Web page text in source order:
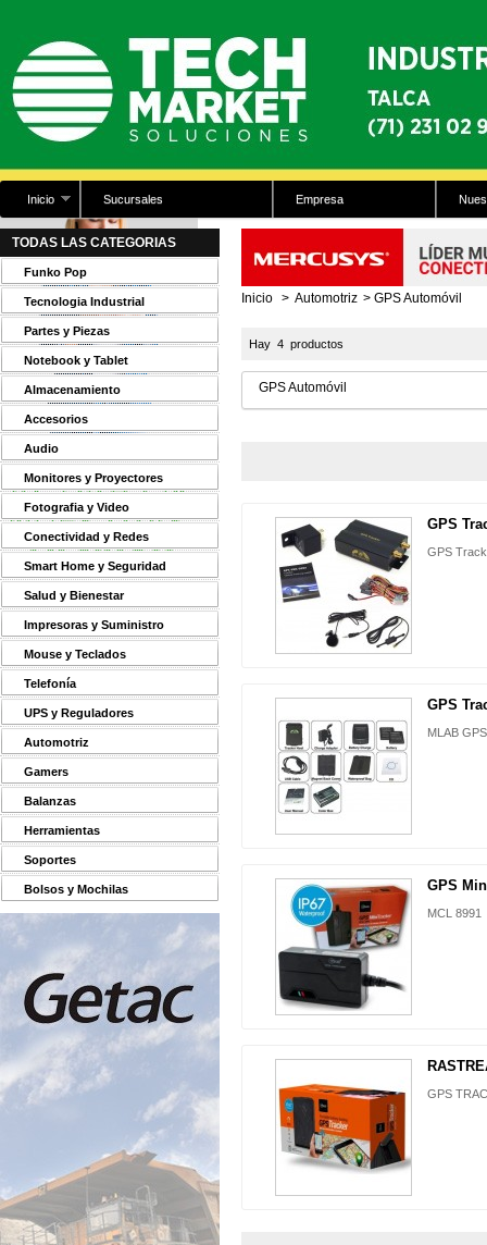
Inicio Sucursales Empresa
TODAS LAS CATEGORIAS
Funko Pop
Tecnologia Industrial
Partes y Piezas
Notebook y Tablet
Almacenamiento
Accesorios
Audio
Monitores y Proyectores
Fotografia y Video
Conectividad y Redes
Smart Home y Seguridad
Salud y Bienestar
Impresoras y Suministro
Mouse y Teclados
Telefonía
UPS y Reguladores
Automotriz
Gamers
Balanzas
Herramientas
Soportes
Bolsos y Mochilas
Inicio > Automotriz > GPS Automóvil
Hay 4 productos
GPS Automóvil
GPS
GPS
GPS
MLAB
GPS
MCL 8991
GPS